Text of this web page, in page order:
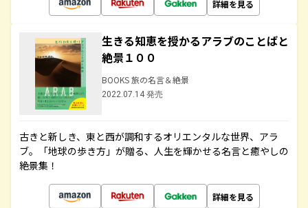
詳細を見る
生きる知恵を授かるアラブのことばと
絶景１００
BOOKS 旅の名言＆絶景
2022.07.14 発売
古きと新しき、東と西が調和するオリエンタルな世界、アラ
ブ。「地球の歩き方」が贈る、人生を輝かせる名言と癒やしの
絶景集！
詳細を見る